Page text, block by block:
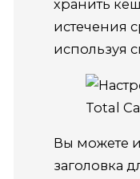
хранить
истечения
используя
Вы можете
заголовка